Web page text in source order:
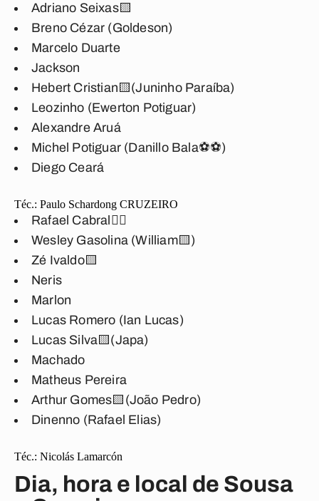
Adriano Seixas🟨
Breno Cézar (Goldeson)
Marcelo Duarte
Jackson
Hebert Cristian🟨(Juninho Paraíba)
Leozinho (Ewerton Potiguar)
Alexandre Aruá
Michel Potiguar (Danillo Bala⚽⚽)
Diego Ceará
Téc.: Paulo Schardong CRUZEIRO
Rafael Cabral🖐🏽
Wesley Gasolina (William🟨)
Zé Ivaldo🟨
Neris
Marlon
Lucas Romero (Ian Lucas)
Lucas Silva🟨(Japa)
Machado
Matheus Pereira
Arthur Gomes🟨(João Pedro)
Dinenno (Rafael Elias)
Téc.: Nicolás Lamarcón
Dia, hora e local de Sousa